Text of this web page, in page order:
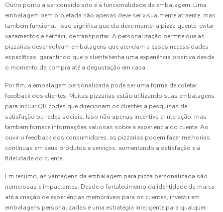
Outro ponto a ser considerado é a funcionalidade da embalagem. Uma
embalagem bem projetada não apenas deve ser visualmente atraente, mas
também funcional. Isso significa que ela deve manter a pizza quente, evitar
vazamentos e ser fácil de transportar. A personalização permite que as
pizzarias desenvolvam embalagens que atendam a essas necessidades
específicas, garantindo que o cliente tenha uma experiência positiva desde
o momento da compra até a degustação em casa.
Por fim, a embalagem personalizada pode ser uma forma de coletar
feedback dos clientes. Muitas pizzarias estão utilizando suas embalagens
para incluir QR codes que direcionam os clientes a pesquisas de
satisfação ou redes sociais. Isso não apenas incentiva a interação, mas
também fornece informações valiosas sobre a experiência do cliente. Ao
ouvir o feedback dos consumidores, as pizzarias podem fazer melhorias
contínuas em seus produtos e serviços, aumentando a satisfação e a
fidelidade do cliente.
Em resumo, as vantagens da embalagem para pizza personalizada são
numerosas e impactantes. Desde o fortalecimento da identidade da marca
até a criação de experiências memoráveis para os clientes, investir em
embalagens personalizadas é uma estratégia inteligente para qualquer